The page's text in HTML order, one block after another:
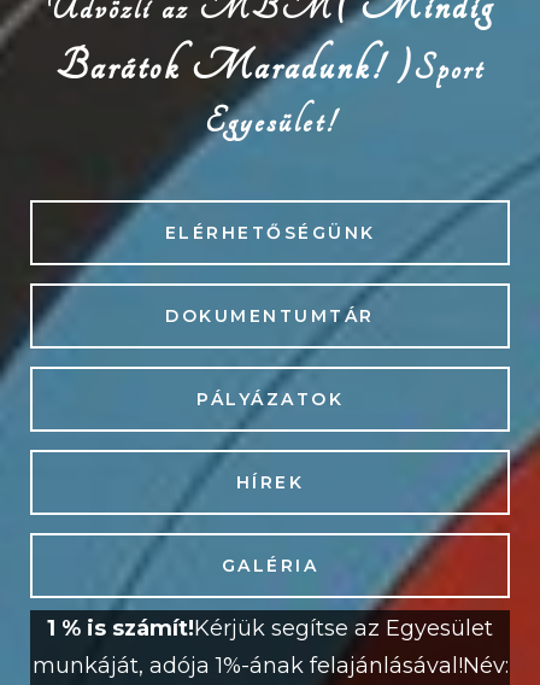
Barátok Maradunk! )Sport
Egyesület!
ELÉRHETŐSÉGÜNK
DOKUMENTUMTÁR
PÁLYÁZATOK
HÍREK
GALÉRIA
1 % is számít!Kérjük segítse az Egyesület
munkáját, adója 1%-ának felajánlásával!Név: